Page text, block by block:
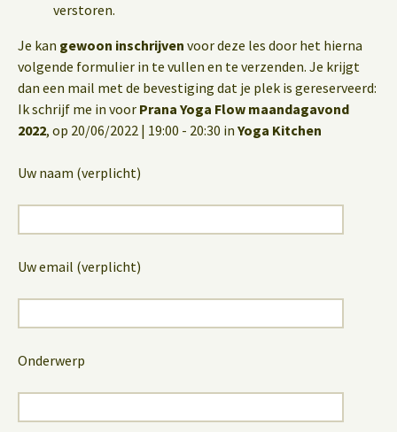
verstoren.
Je kan gewoon inschrijven voor deze les door het hierna
volgende formulier in te vullen en te verzenden. Je krijgt
dan een mail met de bevestiging dat je plek is gereserveerd:
Ik schrijf me in voor Prana Yoga Flow maandagavond
2022, op 20/06/2022 | 19:00 - 20:30 in Yoga Kitchen
Uw naam (verplicht)
Uw email (verplicht)
Onderwerp